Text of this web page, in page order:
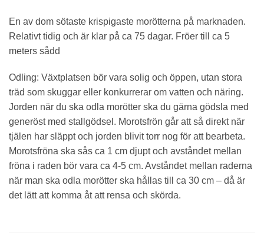
En av dom sötaste krispigaste morötterna på marknaden.
Relativt tidig och är klar på ca 75 dagar. Fröer till ca 5
meters sådd
Odling: Växtplatsen bör vara solig och öppen, utan stora
träd som skuggar eller konkurrerar om vatten och näring.
Jorden när du ska odla morötter ska du gärna gödsla med
generöst med stallgödsel. Morotsfrön går att så direkt när
tjälen har släppt och jorden blivit torr nog för att bearbeta.
Morotsfröna ska sås ca 1 cm djupt och avståndet mellan
fröna i raden bör vara ca 4-5 cm. Avståndet mellan raderna
när man ska odla morötter ska hållas till ca 30 cm – då är
det lätt att komma åt att rensa och skörda.